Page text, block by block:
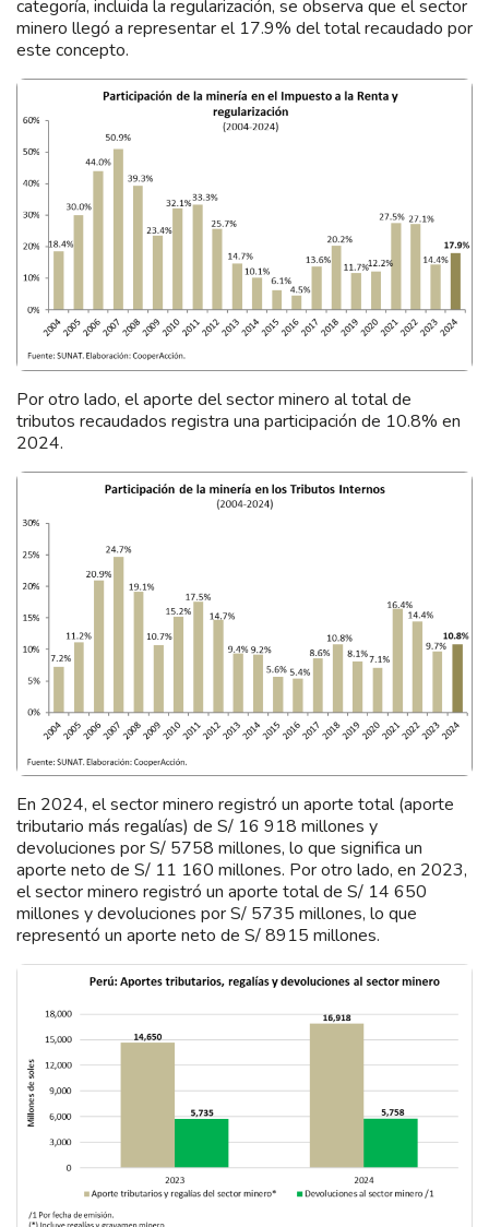
categoría, incluida la regularización, se observa que el sector
minero llegó a representar el 17.9% del total recaudado por
este concepto.
Por otro lado, el aporte del sector minero al total de
tributos recaudados registra una participación de 10.8% en
2024.
En 2024, el sector minero registró un aporte total (aporte
tributario más regalías) de S/ 16 918 millones y
devoluciones por S/ 5758 millones, lo que significa un
aporte neto de S/ 11 160 millones. Por otro lado, en 2023,
el sector minero registró un aporte total de S/ 14 650
millones y devoluciones por S/ 5735 millones, lo que
representó un aporte neto de S/ 8915 millones.